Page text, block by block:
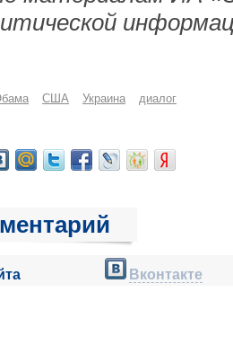
США Украина диалог
Вконтакте